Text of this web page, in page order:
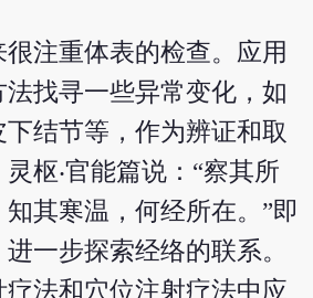
注重体表的检查。应用
找寻一些异常变化，如
结节等，作为辨证和取
枢‧官能篇说：“察其所
其寒温，何经所在。”即
一步探索经络的联系。
疗法和穴位注射疗法中应